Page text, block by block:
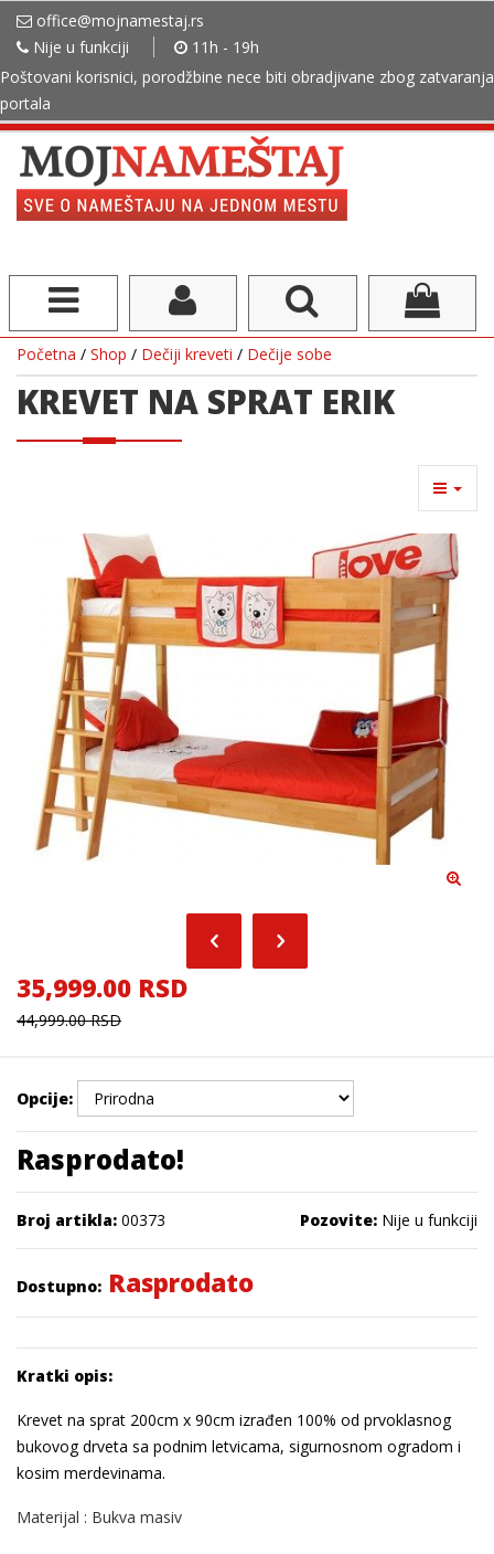
office@mojnamestaj.rs
Nije u funkciji
11h - 19h
Poštovani korisnici, porodžbine nece biti obradjivane zbog zatvaranja
portala
Početna / Shop / Dečiji kreveti / Dečije sobe
KREVET NA SPRAT ERIK
35,999.00 RSD
44,999.00 RSD
Opcije:
Rasprodato!
Broj artikla: 00373 Pozovite: Nije u funkciji
Dostupno: Rasprodato
Kratki opis:
Krevet na sprat 200cm x 90cm izrađen 100% od prvoklasnog
bukovog drveta sa podnim letvicama, sigurnosnom ogradom i
kosim merdevinama.
Materijal : Bukva masiv